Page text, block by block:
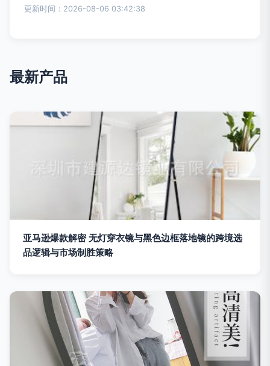
更新时间：2026-08-06 03:42:38
最新产品
亚马逊爆款解密 无灯穿衣镜与黑色边框落地镜的跨境选
品逻辑与市场制胜策略